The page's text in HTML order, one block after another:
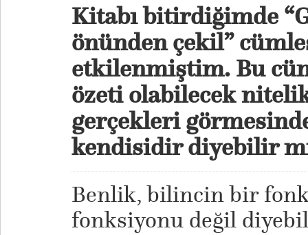
Kitabı bitirdiğimde
önünden çekil”
etkilenmiştim. Bu
özeti olabilecek
gerçekleri
kendisidir diyebilir
Benlik, bilincin bir
fonksiyonu değil